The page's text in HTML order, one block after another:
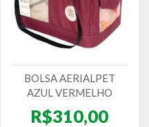
BOLSA AERIALPET
AZUL VERMELHO
R$310,00